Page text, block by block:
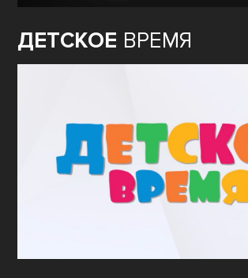
ДЕТСКОЕ ВРЕМЯ